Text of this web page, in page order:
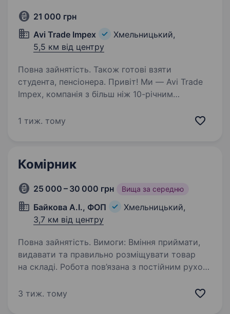
21 000 грн
Avi Trade Impex
Хмельницький,
5,5 км від центру
Повна зайнятість. Також готові взяти
студента, пенсіонера. Привіт! Ми — Avi Trade
Impex, компанія з більш ніж 10-річним
та авто запчастин. За цей час ми не тільки
1 тиж. тому
Комірник
25 000 – 30 000 грн Вища за середню
Байкова А.І., ФОП
Хмельницький,
3,7 км від центру
Повна зайнятість. Вимоги: Вміння приймати,
видавати та правильно розміщувати товар
на складі. Робота пов’язана з постійним рухом,
відповідальністю за майно. Умови роботи:
3 тиж. тому